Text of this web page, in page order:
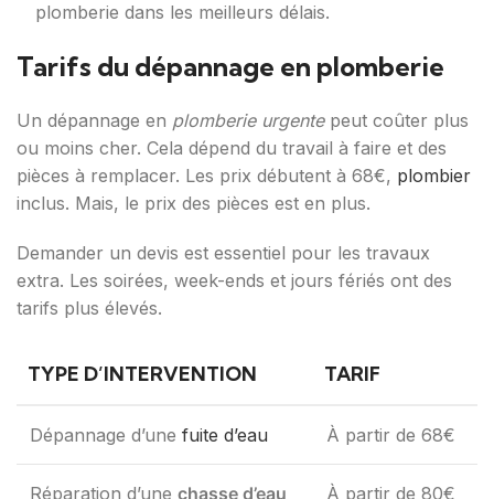
plomberie dans les meilleurs délais.
Tarifs du dépannage en plomberie
Un dépannage en plomberie urgentepeut coûter plus
ou moins cher. Cela dépend du travail à faire et des
pièces à remplacer. Les prix débutent à 68€, plombier
inclus. Mais, le prix des pièces est en plus.
Demander un devis est essentiel pour les travaux
extra. Les soirées, week-ends et jours fériés ont des
tarifs plus élevés.
TYPE D’INTERVENTION TARIF
Dépannage d’une fuite d’eau À partir de 68€
Réparation d’une chasse d’eau À partir de 80€